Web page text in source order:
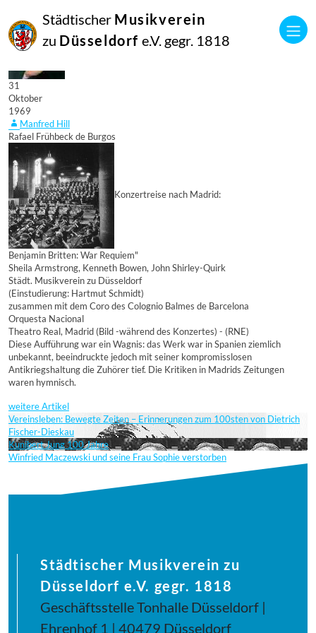
Städtischer Musikverein
zu Düsseldorf e.V. gegr. 1818
31
Oktober
1969
Manfred Hill
Rafael Frühbeck de Burgos
Konzertreise nach Madrid:
Benjamin Britten: War Requiem"
Sheila Armstrong, Kenneth Bowen, John Shirley-Quirk
Städt. Musikverein zu Düsseldorf
(Einstudierung: Hartmut Schmidt)
zusammen mit dem Coro des Colognio Balmes de Barcelona
Orquesta Nacional
Theatro Real, Madrid (Bild -während des Konzertes) - (RNE)
Diese Aufführung war ein Wagnis: das Werk war in Spanien ziemlich
unbekannt, beeindruckte jedoch mit seiner kompromisslosen
Antikriegshaltung die Zuhörer tief. Die Kritiken in Madrids Zeitungen
waren hymnisch.
weitere Artikel
Vereinsleben: Bewegte Zeiten – Erinnerungen zum 100sten von Dietrich
Fischer-Dieskau
Kunibert Jung 100 Jahre
Winfried Maczewski und seine Frau Sophie verstorben
Städtischer Musikverein zu
Düsseldorf e.V. gegr. 1818
Geschäftsstelle Tonhalle Düsseldorf |
Ehrenhof 1 | 40479 Düsseldorf